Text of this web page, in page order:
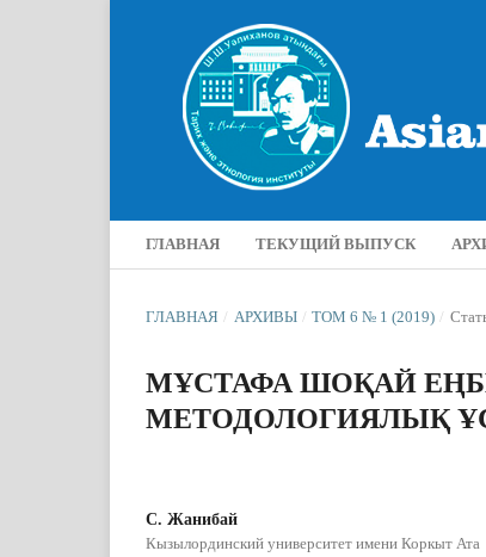
ГЛАВНАЯ ТЕКУЩИЙ ВЫПУСК
ГЛАВНАЯ / АРХИВЫ / ТОМ 6 № 1 (2019) /
МҰСТАФА ШОҚАЙ
МЕТОДОЛОГИЯЛЫҚ
С. Жанибай
Кызылординский университет имени Коркыт Ата